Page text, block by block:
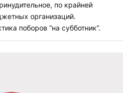
по крайней
организаций.
поборов “на субботник“.